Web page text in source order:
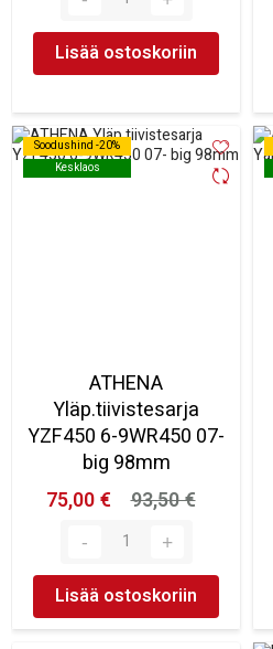
Lisää ostoskoriin
Soodushind -20%
Kesklaos
Soodushind -20%
Kesklaos
ATHENA
Yläp.tiivistesarja
YZF450 6-9WR450 07-
big 98mm
75,00 €
93,50 €
Lisää ostoskoriin